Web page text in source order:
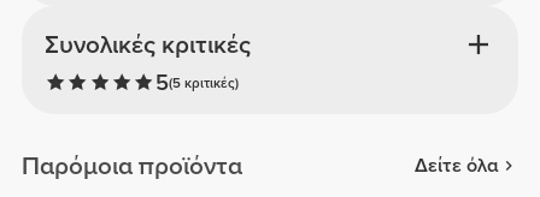
Συνολικές κριτικές
5(5 κριτικές)
Παρόμοια προϊόντα Δείτε όλα